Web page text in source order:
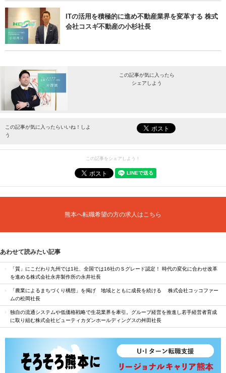
ITの活用を積極的に進め不動産業界を変革する 株式
会社コスギ不動産の小杉社長
この記事が気に入ったら
シェアしよう
最新情報をお届けします。
この記事が気に入ったらいいね！しよ
う
この記事をシェアしよう！
熊本へ転職希望の方の求人はこちら
あわせて読みたい記事
「質」にこだわり九州では1社、全国では16社のＳグレード認定！ 時代の変化に合わせ改革
を進める株式会社永井製作所の永井社長
「農業によるまちづくり構想」を掲げ 地域とともに成長を続ける 株式会社コッコファー
ムの松岡社長
独自の流通システムや低価格戦略で生花業界を牽引。グループ経営を推進し若手経営者育成
に取り組む株式会社ビューティカダンホールディングスの舛田社長